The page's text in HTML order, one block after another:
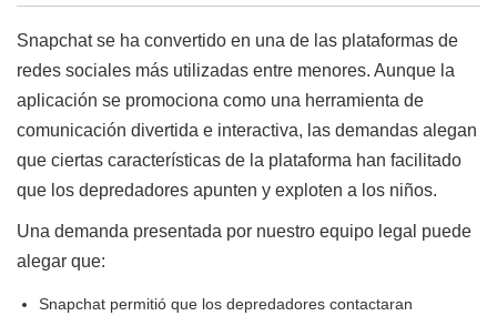
Snapchat se ha convertido en una de las plataformas de
redes sociales más utilizadas entre menores. Aunque la
aplicación se promociona como una herramienta de
comunicación divertida e interactiva, las demandas alegan
que ciertas características de la plataforma han facilitado
que los depredadores apunten y exploten a los niños.
Una demanda presentada por nuestro equipo legal puede
alegar que:
Snapchat permitió que los depredadores contactaran